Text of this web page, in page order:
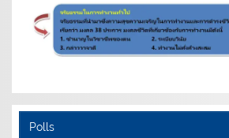
Polls